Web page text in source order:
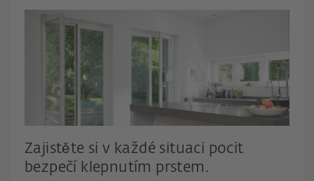
Zajistěte si v každé situaci pocit
bezpečí klepnutím prstem.